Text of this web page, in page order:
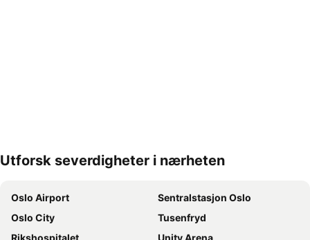
Utforsk severdigheter i nærheten
Oslo Airport
Sentralstasjon Oslo
Oslo City
Tusenfryd
Rikshospitalet
Unity Arena